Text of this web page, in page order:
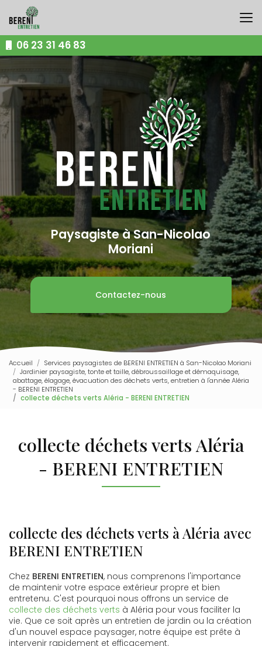
au
contenu
principal06 23 31 46 83
Paysagiste à San-Nicolao
Moriani
Contactez-nous
Accueil
Services paysagistes de BERENI ENTRETIEN à San-Nicolao Moriani
Jardinier paysagiste, tonte et taille, débroussaillage et démaquisage,
abattage, élagage, évacuation des déchets verts, entretien à l'année Aléria
- BERENI ENTRETIEN
collecte déchets verts Aléria - BERENI ENTRETIEN
collecte déchets verts Aléria
- BERENI ENTRETIEN
collecte des déchets verts à Aléria avec
BERENI ENTRETIEN
Chez BERENI ENTRETIEN, nous comprenons l'importance
de maintenir votre espace extérieur propre et bien
entretenu. C'est pourquoi nous offrons un service de
collecte des déchets verts à Aléria pour vous faciliter la
vie. Que ce soit après un entretien de jardin ou la création
d'un nouvel espace paysager, notre équipe est prête à
intervenir rapidement et efficacement.